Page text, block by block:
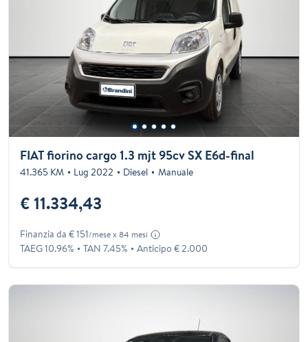
FIAT fiorino cargo 1.3 mjt 95cv SX E6d-final
41.365 KM Lug 2022 Diesel Manuale
€ 11.334,43
Finanzia da € 151/mese x 84 mesi
TAEG 10.96% TAN 7.45% Anticipo € 2.000